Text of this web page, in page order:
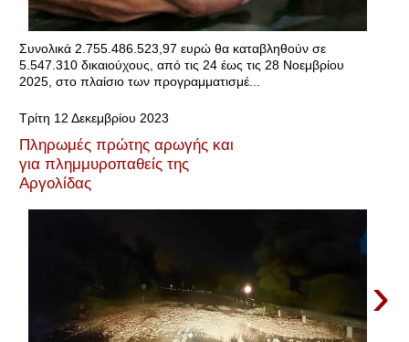
Συνολικά 2.755.486.523,97 ευρώ θα καταβληθούν σε
5.547.310 δικαιούχους, από τις 24 έως τις 28 Νοεμβρίου
2025, στο πλαίσιο των προγραμματισμέ...
Τρίτη 12 Δεκεμβρίου 2023
Πληρωμές πρώτης αρωγής και
για πλημμυροπαθείς της
Αργολίδας
›